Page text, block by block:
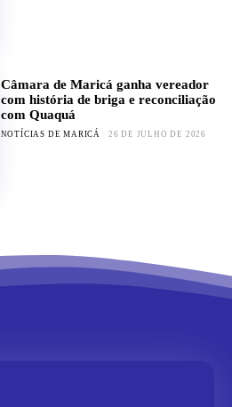
Câmara de Maricá ganha vereador
com história de briga e reconciliação
com Quaquá
NOTÍCIAS DE MARICÁ 26 DE JULHO DE 2026